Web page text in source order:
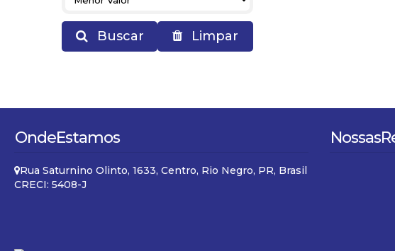
Buscar Limpar
OndeEstamos
Rua Saturnino Olinto, 1633, Centro, Rio Negro, PR, Brasil
CRECI: 5408-J
Nossas